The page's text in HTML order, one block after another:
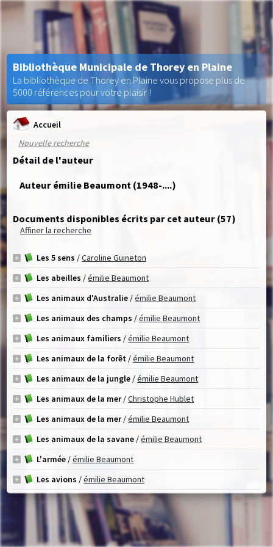
Accueil
Nouvelle recherche
Détail de l'auteur
Auteur émilie Beaumont (1948-....)
Documents disponibles écrits par cet auteur (57)
Affiner la recherche
Les 5 sens /Caroline Guineton
Les abeilles /émilie Beaumont
Les animaux d'Australie /émilie Beaumont
Les animaux des champs /émilie Beaumont
Les animaux familiers /émilie Beaumont
Les animaux de la forêt /émilie Beaumont
Les animaux de la jungle /émilie Beaumont
Les animaux de la mer/Christophe Hublet
Les animaux de la mer/émilie Beaumont
Les animaux de la savane/émilie Beaumont
L'armée/émilie Beaumont
Les avions /émilie Beaumont
Les camions/
émilie Beaumont
Les châteaux forts
émilie Beaumont
Les chats/émilie Beaumont
Bibliothèque Municipale de Thorey en Plaine
La bibliothèque de Thorey en Plaine vous propose plus de
5000 références pour votre plaisir !